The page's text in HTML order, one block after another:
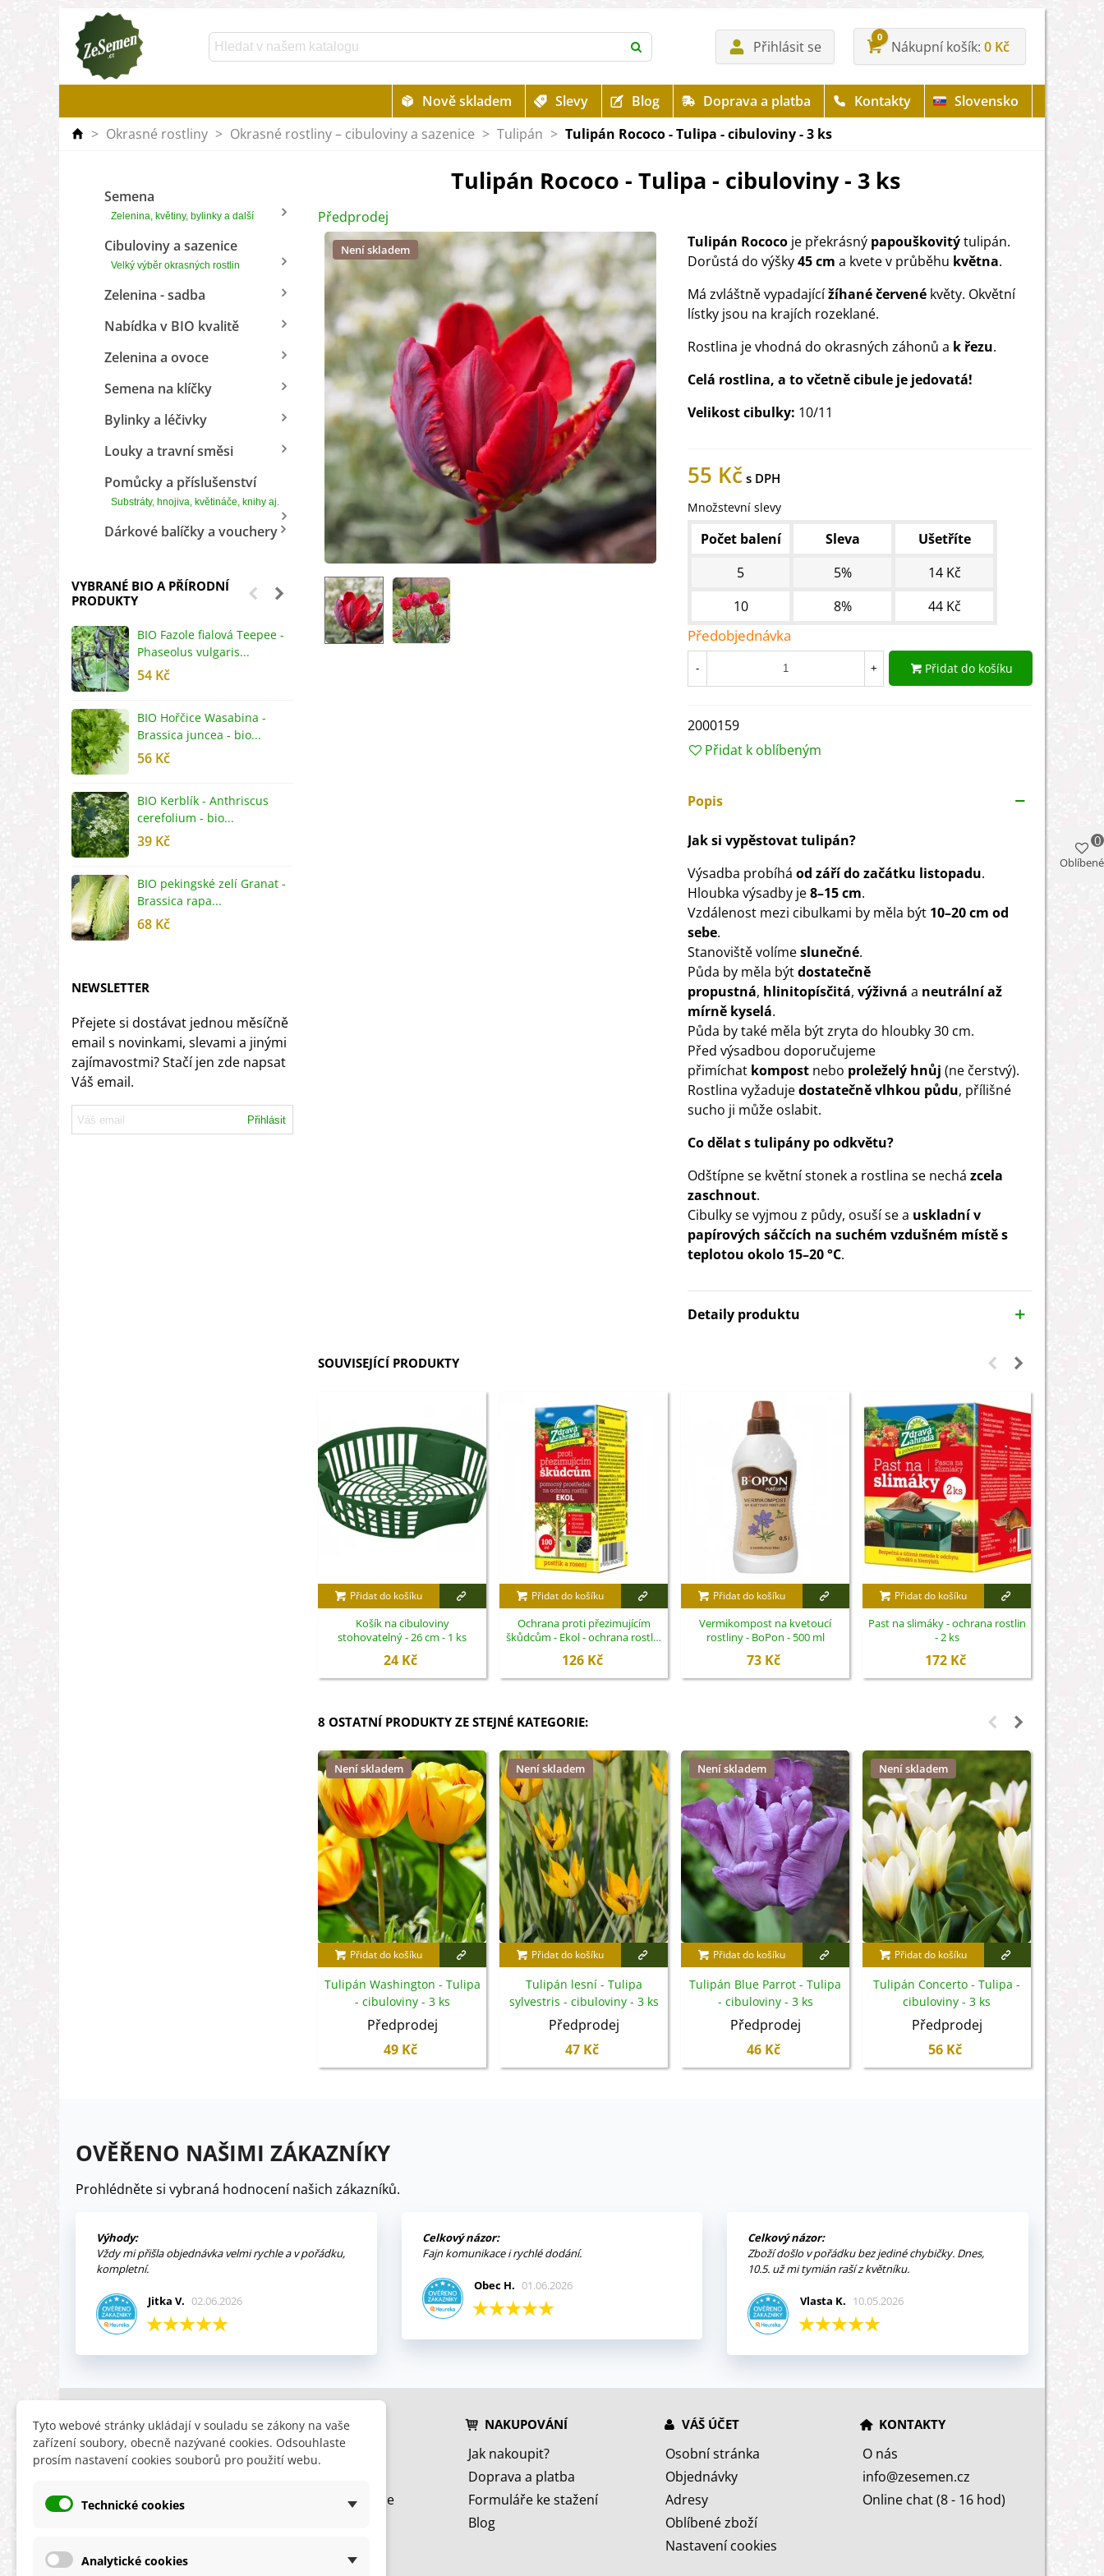
Přihlásit se
0
Nákupní košík 0 Kč
Nově skladem Slevy Blog Doprava a platba Kontakty
Slovensko
> Okrasné rostliny > Okrasné rostliny – cibuloviny a sazenice > Tulipán > Tulipán Rococo - Tulipa - cibuloviny - 3 ks
Semena
Zelenina, květiny, bylinky a další
Cibuloviny a sazenice
Velký výběr okrasných rostlin
Zelenina - sadba
Nabídka v BIO kvalitě
Zelenina a ovoce
Semena na klíčky
Bylinky a léčivky
Louky a travní směsi
Pomůcky a příslušenství
Substráty, hnojiva, květináče, knihy aj.
Dárkové balíčky a vouchery
VYBRANÉ BIO A PŘÍRODNÍ
PRODUKTY
BIO Fazole fialová Teepee -
Phaseolus vulgaris...
54 Kč
BIO Hořčice Wasabina -
Brassica juncea - bio...
56 Kč
BIO Kerblík - Anthriscus
cerefolium - bio...
39 Kč
BIO pekingské zelí Granat -
Brassica rapa...
68 Kč
BIO Ředkev bílá Laurin -
NEWSLETTER
Přejete si dostávat jednou měsíčně
email s novinkami, slevami a jinými
zajímavostmi? Stačí jen zde napsat
Váš email.
Přihlásit
Tulipán Rococo - Tulipa - cibuloviny - 3 ks
Předprodej
Není skladem Tulipán Rococo je překrásný papouškovitýtulipán.
Dorůstá do výšky45 cm a kvete v průběhu května.
Má zvláštně vypadajícížíhanéčervené květy. Okvětní
lístky jsou na krajích rozeklané.
Rostlina je vhodná do okrasných záhonů a k řezu.
Celá rostlina, a to včetně cibule je jedovatá!
Velikost cibulky: 10/11
55 Kč
Množstevní slevy
Počet balení Sleva
Ušetříte
5
5%
14 Kč
10
8% 44 Kč
Předobjednávka
- + Přidat do košíku
2000159
Přidat k oblíbeným
Popis
Jak si vypěstovat tulipán?
Výsadba probíhá od září dozačátku listopadu.
Hloubka výsadby je8–15 cm.
Vzdálenost mezi cibulkami by měla být 10–20 cm od
sebe.
Stanoviště volímeslunečné.
Půda by měla býtdostatečně
propustná, hlinitopísčitá, výživná a neutrální až
mírně kyselá.
Půda by také měla být zryta do hloubky 30 cm.
Před výsadbou doporučujeme
přimíchat kompost nebo proleželý hnůj (ne čerstvý).
Rostlina vyžadujedostatečně vlhkou půdu, přílišné
sucho ji může oslabit.
Co dělat s tulipány po odkvětu?
Odštípne se květní stonek a rostlina se nechá zcela
zaschnout.
Cibulky se vyjmou z půdy, osuší se a uskladní v
papírových sáčcích na suchém vzdušném místěs
teplotou okolo 15–20 °C.
Detaily produktu
SOUVISEJÍCÍ PRODUKTY
Přidat do košíku
Košík na cibuloviny
stohovatelný - 26 cm - 1 ks
24 Kč
Přidat do košíku
Ochrana proti přezimujícím
škůdcům - Ekol - ochrana rostlin
126 Kč
Přidat do košíku
Vermikompost na kvetoucí
rostliny - BoPon - 500 ml
73 Kč
Přidat do košíku
Past na slimáky - ochrana rostlin
- 2 ks
172 Kč
8 OSTATNÍ PRODUKTY ZE STEJNÉ KATEGORIE:
Není skladem
Přidat do košíku
Tulipán Washington - Tulipa
- cibuloviny - 3 ks
Předprodej
49 Kč
Není skladem
Přidat do košíku
Tulipán lesní - Tulipa
sylvestris - cibuloviny - 3 ks
Předprodej
47 Kč
Není skladem
Přidat do košíku
Tulipán Blue Parrot - Tulipa
- cibuloviny - 3 ks
Předprodej
46 Kč
Není skladem
Přidat do košíku
Tulipán Concerto - Tulipa -
cibuloviny - 3 ks
Předprodej
56 Kč
OVĚŘENO NAŠIMI ZÁKAZNÍKY
Prohlédněte si vybraná hodnocení našich zákazníků.
Výhody:
Vždy mi přišla objednávka velmi rychle a v pořádku,
kompletní.
Jitka V. 02.06.2026
Celkový názor:
Fajn komunikace i rychlé dodání.
Obec H. 01.06.2026
Celkový názor:
Zboží došlo v pořádku bez jediné chybičky. Dnes,
10.5. už mi tymián raší z květníku.
Vlasta K. 10.05.2026
INFORMACE
Obchodní podmínky
Ochrana osobních údajů
HLEDÁTE
Slevy
Nyní doporučujeme
NAKUPOVÁNÍ
Jak nakoupit?
Doprava a platba
Formuláře ke stažení
Blog
VÁŠ ÚČET
Osobní stránka
Objednávky
Adresy
Oblíbené zboží
Nastavení cookies
KONTAKTY
O nás
info@zesemen.cz
Online chat (8 - 16 hod)
Oblíbené
0
Tyto webové stránky ukládají v souladu se zákony na vaše
zařízení soubory, obecně nazývané cookies. Odsouhlaste
prosím nastavení cookies souborů pro použití webu.
Technické cookies
Analytické cookies